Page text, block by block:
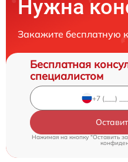
Нужна
Закажите бесплатную
Бесплатная
специалистом
Нажимая на кнопку "Оставить